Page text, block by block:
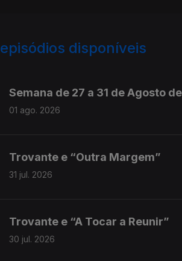
episódios disponíveis
Semana de 27 a 31 de Agosto
01 ago. 2026
Trovante e “Outra Margem”
31 jul. 2026
Trovante e “A Tocar a Reunir”
30 jul. 2026